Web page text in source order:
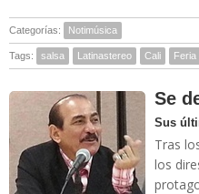
Categorías: Notimúsica
Tags: salsa Latinastereo Cali Feria
Se
Sus
Tras
los